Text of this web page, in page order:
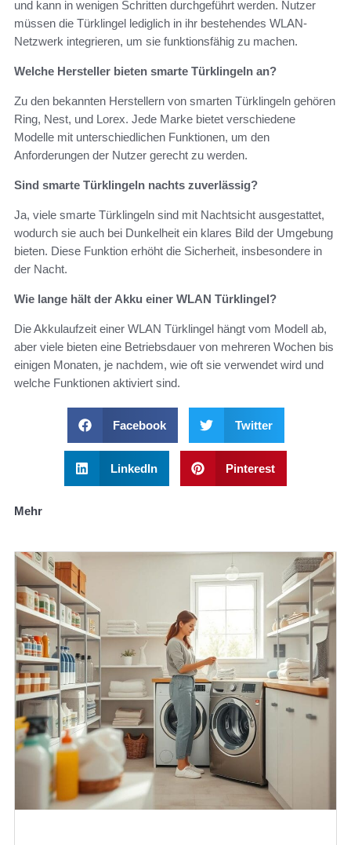
und kann in wenigen Schritten durchgeführt werden. Nutzer
müssen die Türklingel lediglich in ihr bestehendes WLAN-
Netzwerk integrieren, um sie funktionsfähig zu machen.
Welche Hersteller bieten smarte Türklingeln an?
Zu den bekannten Herstellern von smarten Türklingeln gehören
Ring, Nest, und Lorex. Jede Marke bietet verschiedene
Modelle mit unterschiedlichen Funktionen, um den
Anforderungen der Nutzer gerecht zu werden.
Sind smarte Türklingeln nachts zuverlässig?
Ja, viele smarte Türklingeln sind mit Nachtsicht ausgestattet,
wodurch sie auch bei Dunkelheit ein klares Bild der Umgebung
bieten. Diese Funktion erhöht die Sicherheit, insbesondere in
der Nacht.
Wie lange hält der Akku einer WLAN Türklingel?
Die Akkulaufzeit einer WLAN Türklingel hängt vom Modell ab,
aber viele bieten eine Betriebsdauer von mehreren Wochen bis
einigen Monaten, je nachdem, wie oft sie verwendet wird und
welche Funktionen aktiviert sind.
Facebook Twitter
LinkedIn Pinterest
Mehr